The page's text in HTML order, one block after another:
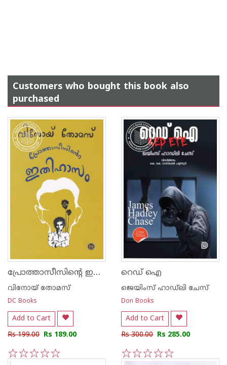
Customers who bought this book also
purchased
പ്രോത്താസീസിന്റെ ഇതിഹാസം
വിനോയ് തോമസ്
DC Books
Add to Cart
Rs 199.00 Rs 189.00
1
റെഡ് ഐ
ജെയിംസ് ഹാഡ്‌ലി ചേസ്
Don Books
Add to Cart
Rs 300.00 Rs 285.00
4
2
1